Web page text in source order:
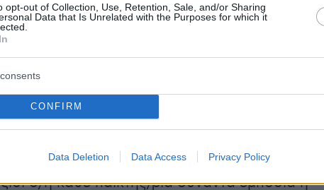
opt-out of Collection, Use, Retention, Sale, and/or Sharing
Data that Is Unrelated with the Purposes for which it
CONFIRM
Data Deletion Data Access Privacy Policy
χώρα στην Πελοπόννησο, το επίκεντρο
χαρακτήρες της εποχής, που αποτυπώνουν
της Επανάστασης: το Μέλος της Φιλικής
Φιλέλληνα, τη Γυναίκα της Επανάστασης και
αυτός/ή κινείται μέσα στο παιχνίδι. Κατά το
ο/η κάθε παίκτης/ρια συναντά εμπόδια ή